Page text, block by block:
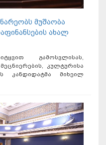
მუშაობა
ახალ
გამოსვლისას,
კულტურისა
კანდიდატმა მიხეილ